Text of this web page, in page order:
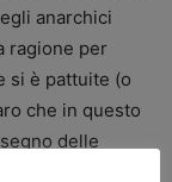
anarchici
ragione per
si è pattuite (o
che in questo
delle